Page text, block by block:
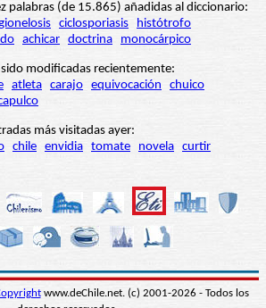
palabras (de 15.865) añadidas al diccionario:
ciclosporiasis
histótrofo
achicar doctrina monocárpico
modificadas recientemente:
atleta carajo equivocación
chuico
más visitadas ayer:
chile envidia tomate novela curtir
www.deChile.net. (c) 2001-2026 - Todos los